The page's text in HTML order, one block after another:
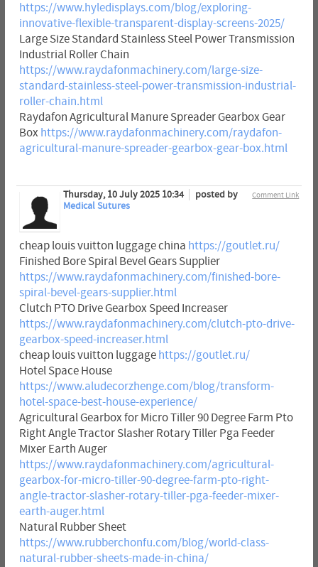
https://www.hyledisplays.com/blog/exploring-
innovative-flexible-transparent-display-screens-2025/
Large Size Standard Stainless Steel Power Transmission
Industrial Roller Chain
https://www.raydafonmachinery.com/large-size-
standard-stainless-steel-power-transmission-industrial-
roller-chain.html
Raydafon Agricultural Manure Spreader Gearbox Gear
Box https://www.raydafonmachinery.com/raydafon-
agricultural-manure-spreader-gearbox-gear-box.html
Comment Link
Thursday, 10 July 2025 10:34
posted by
Medical Sutures
cheap louis vuitton luggage china https://goutlet.ru/
Finished Bore Spiral Bevel Gears Supplier
https://www.raydafonmachinery.com/finished-bore-
spiral-bevel-gears-supplier.html
Clutch PTO Drive Gearbox Speed Increaser
https://www.raydafonmachinery.com/clutch-pto-drive-
gearbox-speed-increaser.html
cheap louis vuitton luggage https://goutlet.ru/
Hotel Space House
https://www.aludecorzhenge.com/blog/transform-
hotel-space-best-house-experience/
Agricultural Gearbox for Micro Tiller 90 Degree Farm Pto
Right Angle Tractor Slasher Rotary Tiller Pga Feeder
Mixer Earth Auger
https://www.raydafonmachinery.com/agricultural-
gearbox-for-micro-tiller-90-degree-farm-pto-right-
angle-tractor-slasher-rotary-tiller-pga-feeder-mixer-
earth-auger.html
Natural Rubber Sheet
https://www.rubberchonfu.com/blog/world-class-
natural-rubber-sheets-made-in-china/